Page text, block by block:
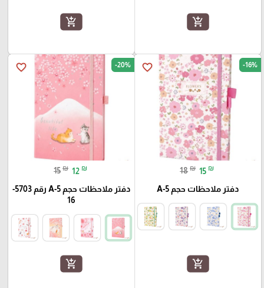
add_shopping_cart
add_shopping_cart
favorite_border -16%
18 ₪ 15 ₪
دفتر ملاحظات حجم A-5
add_shopping_cart
favorite_border -20%
15 ₪ 12 ₪
دفتر ملاحظات حجم A-5 رقم 5703-
16
add_shopping_cart